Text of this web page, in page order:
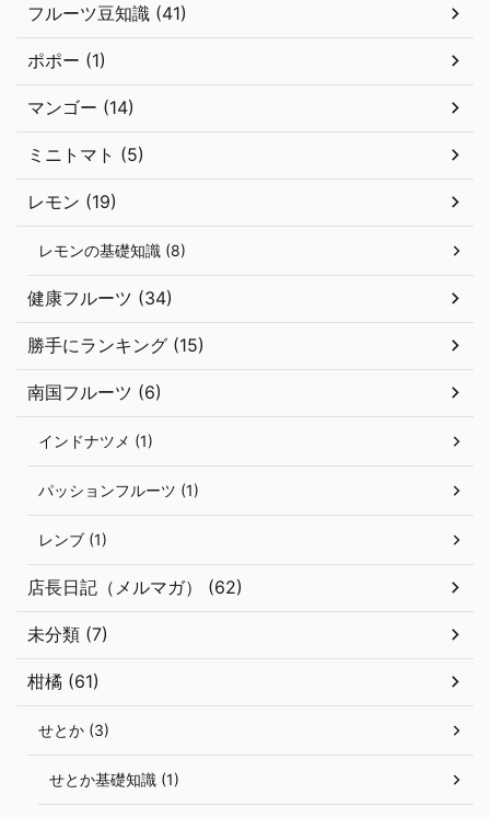
フルーツ豆知識 (41)
ポポー (1)
マンゴー (14)
ミニトマト (5)
レモン (19)
レモンの基礎知識 (8)
健康フルーツ (34)
勝手にランキング (15)
南国フルーツ (6)
インドナツメ (1)
パッションフルーツ (1)
レンブ (1)
店長日記（メルマガ） (62)
未分類 (7)
柑橘 (61)
せとか (3)
せとか基礎知識 (1)